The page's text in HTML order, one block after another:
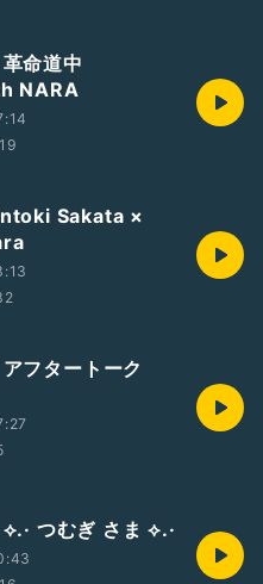
革命道中
NARA
Sakata ×
アフタートーク
⟡.· つむぎ さま ⟡.·